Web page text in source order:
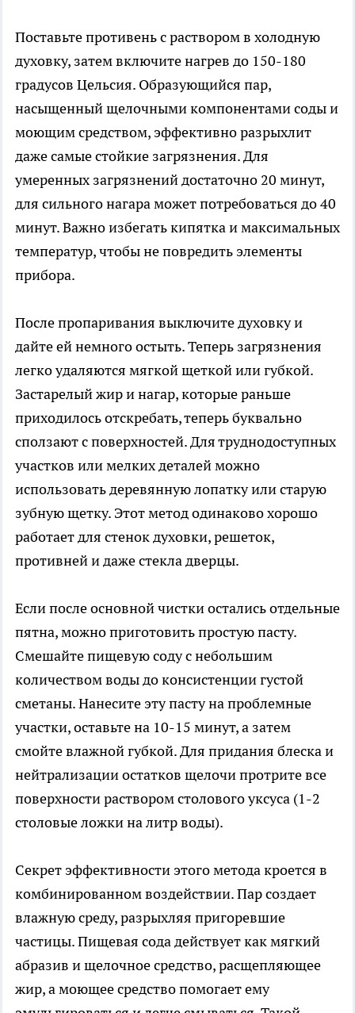
Поставьте противень с раствором в холодную
духовку, затем включите нагрев до 150-180
градусов Цельсия. Образующийся пар,
насыщенный щелочными компонентами соды и
моющим средством, эффективно разрыхлит
даже самые стойкие загрязнения. Для
умеренных загрязнений достаточно 20 минут,
для сильного нагара может потребоваться до 40
минут. Важно избегать кипятка и максимальных
температур, чтобы не повредить элементы
прибора.
После пропаривания выключите духовку и
дайте ей немного остыть. Теперь загрязнения
легко удаляются мягкой щеткой или губкой.
Застарелый жир и нагар, которые раньше
приходилось отскребать, теперь буквально
сползают с поверхностей. Для труднодоступных
участков или мелких деталей можно
использовать деревянную лопатку или старую
зубную щетку. Этот метод одинаково хорошо
работает для стенок духовки, решеток,
противней и даже стекла дверцы.
Если после основной чистки остались отдельные
пятна, можно приготовить простую пасту.
Смешайте пищевую соду с небольшим
количеством воды до консистенции густой
сметаны. Нанесите эту пасту на проблемные
участки, оставьте на 10-15 минут, а затем
смойте влажной губкой. Для придания блеска и
нейтрализации остатков щелочи протрите все
поверхности раствором столового уксуса (1-2
столовые ложки на литр воды).
Секрет эффективности этого метода кроется в
комбинированном воздействии. Пар создает
влажную среду, разрыхляя пригоревшие
частицы. Пищевая сода действует как мягкий
абразив и щелочное средство, расщепляющее
жир, а моющее средство помогает ему